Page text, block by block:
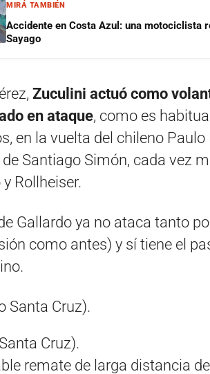
MIRÁ TAMBIÉN
Accidente en Costa Azul: una motociclista
Sayago
Zuculini actuó como
en ataque, como es
en la vuelta del chileno
Santiago Simón, cada vez
Rollheiser.
Gallardo ya no ataca tanto
como antes) y sí tiene el
Cruz).
remate de larga distancia